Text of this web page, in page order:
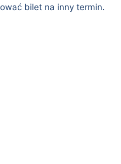
bilet na inny termin.